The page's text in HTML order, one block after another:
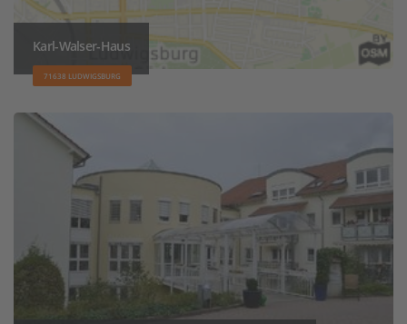
Karl-Walser-Haus
71638 LUDWIGSBURG